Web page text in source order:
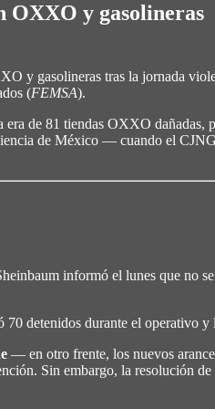
OXXO y gasolineras
y gasolineras tras la jornada
(FEMSA).
de 81 tiendas OXXO dañadas,
de México — cuando el
informó el lunes que no
detenidos durante el operativo y
— en otro frente, los nuevos
Sin embargo, la resolución